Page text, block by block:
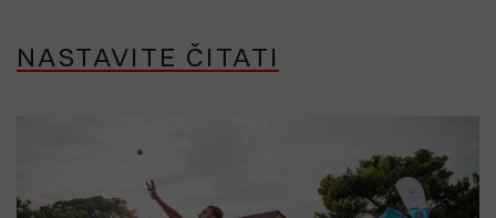
NASTAVITE ČITATI